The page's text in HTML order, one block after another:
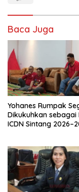
Baca Juga
Yohanes Rumpak
Dikukuhkan sebagai
ICDN Sintang